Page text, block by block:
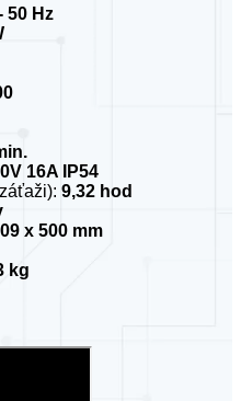
50 Hz
16A IP54
9,32 hod
x 500 mm
kg